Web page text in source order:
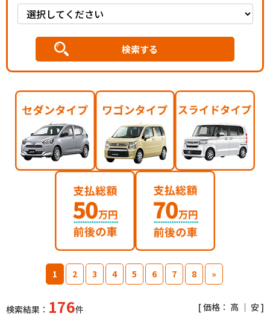
1 2 3 4 5 6 7 8 »
検索結果： 176件 [ 価格： 高 ｜ 安]